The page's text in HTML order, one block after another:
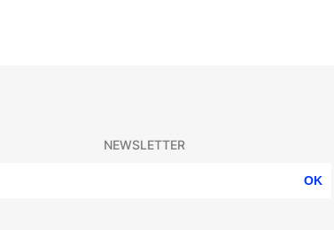
NEWSLETTER
OK